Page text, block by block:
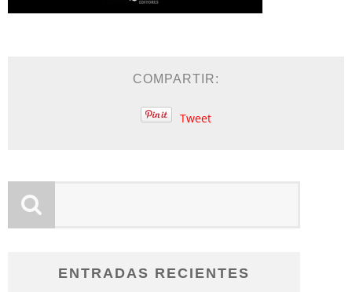
COMPARTIR:
Tweet
ENTRADAS RECIENTES